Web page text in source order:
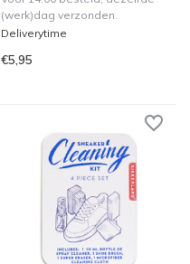
(werk)dag verzonden.
Deliverytime
€5,95